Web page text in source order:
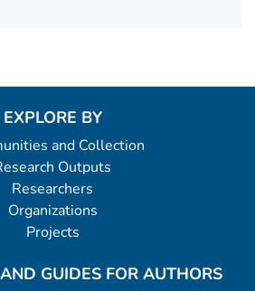
EXPLORE BY
and Collection
Outputs
Researchers
Organizations
Projects
GUIDES FOR AUTHORS